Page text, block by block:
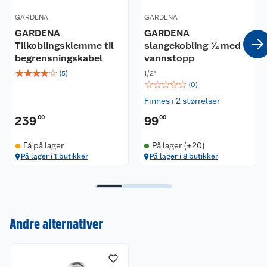
GARDENA
GARDENA
Tilkoblingsklemme til
begrensningskabel
☆☆☆☆☆ (5)
23900
Få på lager
På lager i 1 butikker
GARDENA
GARDENA
slangekobling ¾ med
vannstopp
1/2"
☆☆☆☆☆ (0)
Finnes i 2 størrelser
9900
På lager (+20)
På lager i 8 butikker
Andre alternativer
Våre butikker
Kundeservice
Reklamasjon og garanti